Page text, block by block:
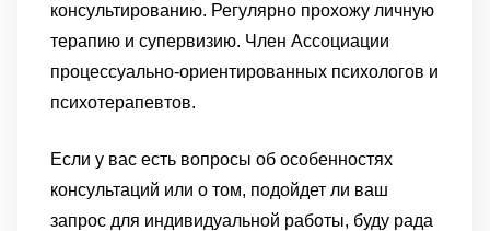
консультированию. Регулярно прохожу личную
терапию и супервизию. Член Ассоциации
процессуально-ориентированных психологов и
психотерапевтов.
Если у вас есть вопросы об особенностях
консультаций или о том, подойдет ли ваш
запрос для индивидуальной работы, буду рада